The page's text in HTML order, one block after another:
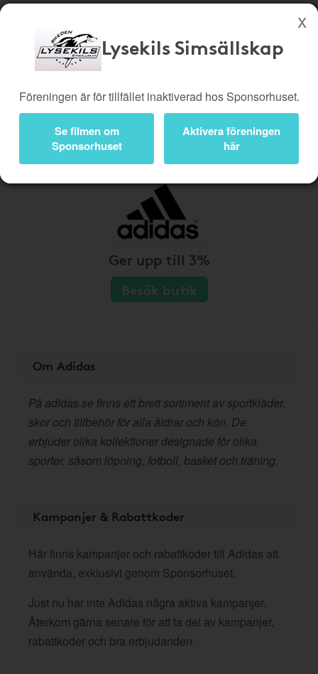
Köp genom denna sida stöttar Lysekils Simsällskap
Presentkort
Kampanjer
Bli medlem
Logga in
Lysekils Simsällskap
Föreningen är för tillfället inaktiverad hos Sponsorhuset.
Se filmen om
Sponsorhuset
Aktivera föreningen
här
Ger upp till 3%
Besök butik
Om Adidas
På adidas.se finns ett brett sortiment av sportkläder,
skor och tillbehör för alla åldrar och kön. De
erbjuder olika kollektioner designade för olika
sporter, såsom löpning, fotboll, basket och träning.
Kampanjer & Rabattkoder
Här finns kampanjer och rabattkoder till Adidas att
använda, exklusivt genom Sponsorhuset.
Just nu har inte Adidas några aktiva kampanjer.
Återkom gärna senare för att ta del av kampanjer,
rabattkoder och bra erbjudanden.